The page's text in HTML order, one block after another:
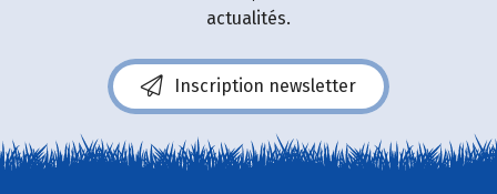
actualités.
Inscription newsletter